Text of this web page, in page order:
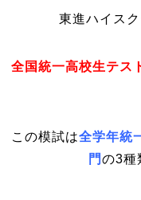
東進ハイス
全国統一高校生テス
この模試は全学年統
門の3種